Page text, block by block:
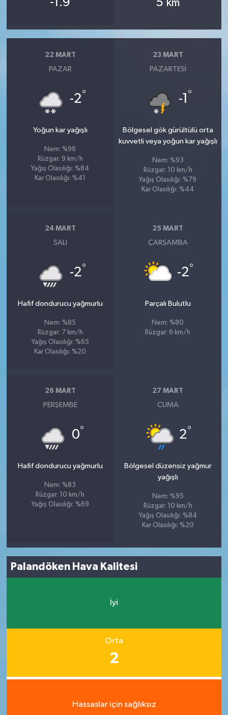
km
22 MART
PAZAR
-2°
Yoğun kar yağışlı
Nem: %96
Rüzgar: 9 km/h
Yağış Olasılığı: %84
Kar Olasılığı: %41
23 MART
PAZARTESI
-1 °
Bölgesel gök gürültülü orta
kuvvetli veya yoğun kar yağışlı
Nem: %93
Rüzgar: 10 km/h
Yağış Olasılığı: %79
Kar Olasılığı: %44
24 MART
SALI
-2°
Hafif dondurucu yağmurlu
Nem: %85
Rüzgar: 7 km/h
Yağış Olasılığı: %65
Kar Olasılığı: %20
25 MART
ÇARŞAMBA
-2°
Parçalı Bulutlu
Nem: %80
Rüzgar: 6 km/h
26 MART
PERŞEMBE
0°
Hafif dondurucu yağmurlu
Nem: %83
Rüzgar: 10 km/h
Yağış Olasılığı: %69
27 MART
CUMA
2°
Bölgesel düzensiz yağmur
yağışlı
Nem: %95
Rüzgar: 10 km/h
Yağış Olasılığı: %84
Kar Olasılığı: %20
Palandöken Hava Kalitesi
İyi
Orta
2
Hassaslar için sağlıksız